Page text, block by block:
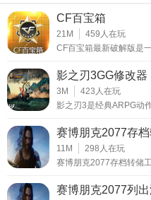
涂装按钮可切换当前车辆的
可清除插件还原。
偶游坦克世界盒子电脑版
坦克世界是以第二次世界大
第三人称射击
CF百宝箱
21M 459 人在玩
CF百宝箱最新破解版是
影之刃3GG修改器
3M 423 人在玩
影之刃3是经典ARPG动
赛博朋克2077存
11M 298 人在玩
赛博朋克2077存档转储
赛博朋克2077列